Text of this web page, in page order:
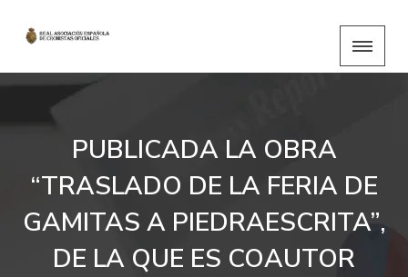
PUBLICADA LA OBRA
“TRASLADO DE LA FERIA DE
GAMITAS A PIEDRAESCRITA”,
DE LA QUE ES COAUTOR